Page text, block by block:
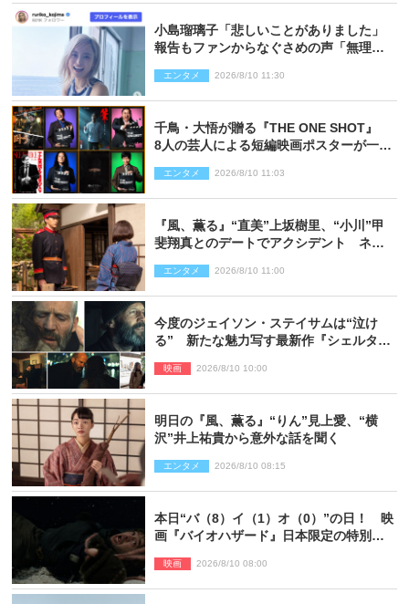
小島瑠璃子「悲しいことがありました」
報告もファンからなぐさめの声「無理し
エンタメ 2026/8/10 11:30
千鳥・大悟が贈る『THE ONE SHOT』
8人の芸人による短編映画ポスターが一挙
エンタメ 2026/8/10 11:03
『風、薫る』“直美”上坂樹里、“小川”甲
斐翔真とのデートでアクシデント ネッ
エンタメ 2026/8/10 11:00
今度のジェイソン・ステイサムは“泣け
る” 新たな魅力写す最新作『シェルタ
映画 2026/8/10 10:00
明日の『風、薫る』“りん”見上愛、“横
沢”井上祐貴から意外な話を聞く
エンタメ 2026/8/10 08:15
本日“バ（8）イ（1）オ（0）”の日！ 映
画『バイオハザード』日本限定の特別予
映画 2026/8/10 08:00